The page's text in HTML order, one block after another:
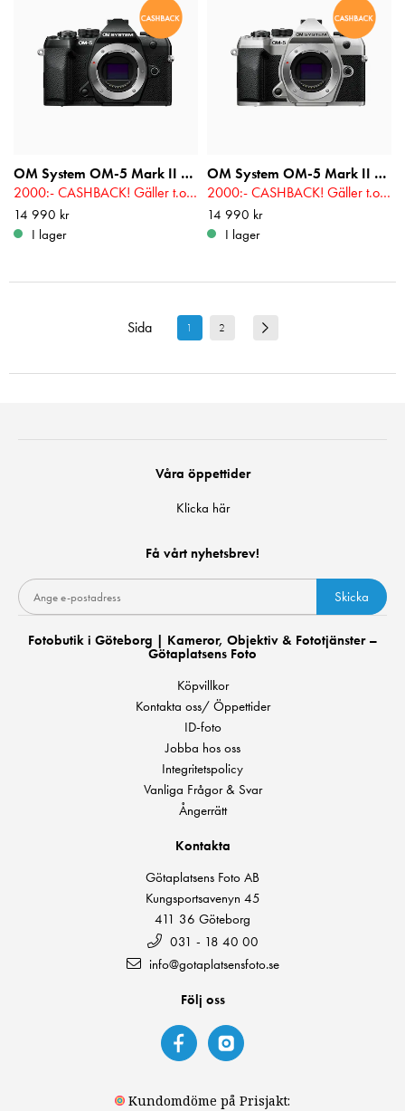
OM System OM-5 Mark II Kamerahus Svart
2000:- CASHBACK! Gäller t.o.m 2026-08-16
Pris :14 990 kr
14 990 kr
I lager
OM System OM-5 Mark II Kamerahus Silver
2000:- CASHBACK! Gäller t.o.m 2026-08-16
Pris :14 990 kr
14 990 kr
I lager
Sida 1 2
Våra öppettider
Klicka här
Få vårt nyhetsbrev!
Skicka
Fotobutik i Göteborg | Kameror, Objektiv & Fototjänster –
Götaplatsens Foto
Köpvillkor
Kontakta oss/ Öppettider
ID-foto
Jobba hos oss
Integritetspolicy
Vanliga Frågor & Svar
Ångerrätt
Kontakta
Götaplatsens Foto AB
Kungsportsavenyn 45
411 36 Göteborg
031 - 18 40 00
info@gotaplatsensfoto.se
Följ oss